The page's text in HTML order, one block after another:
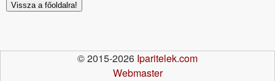
Vissza a főoldalra!
© 2015-2026 Iparitelek.com
Webmaster